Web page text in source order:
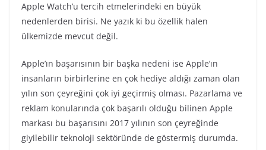
Apple Watch’u tercih etmelerindeki en büyük
nedenlerden birisi. Ne yazık ki bu özellik halen
ülkemizde mevcut değil.
Apple’ın başarısının bir başka nedeni ise Apple’ın
insanların birbirlerine en çok hediye aldığı zaman olan
yılın son çeyreğini çok iyi geçirmiş olması. Pazarlama ve
reklam konularında çok başarılı olduğu bilinen Apple
markası bu başarısını 2017 yılının son çeyreğinde
giyilebilir teknoloji sektöründe de göstermiş durumda.